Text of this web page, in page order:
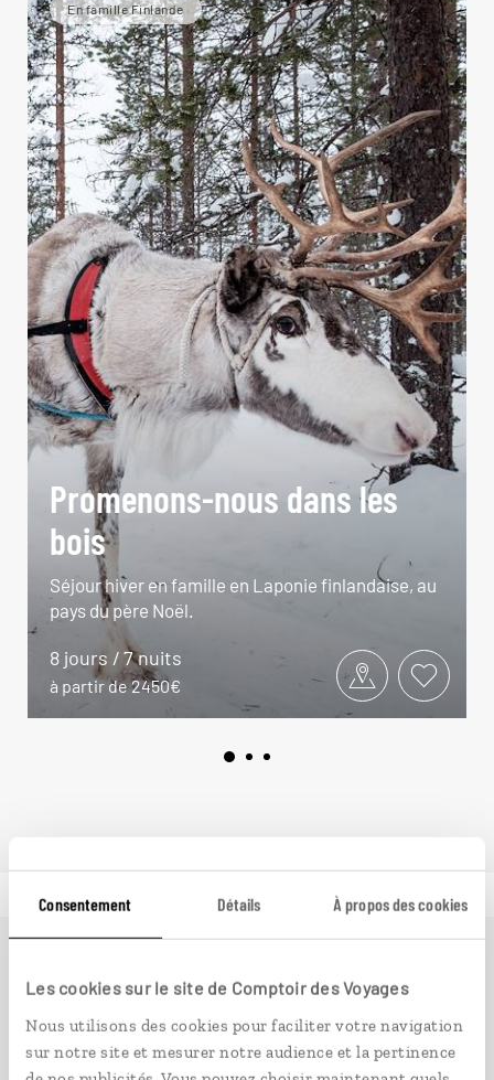
Consentement Détails À propos des cookies
Les cookies sur le site de Comptoir des Voyages
Nous utilisons des cookies pour faciliter votre navigation
sur notre site et mesurer notre audience et la pertinence
En famille Finlande
Promenons-nous dans les
bois
Séjour hiver en famille en Laponie finlandaise, au
pays du père Noël.
8 jours / 7 nuits
à partir de 2450€
Conçu pour ceux qui préparent leur voyage et ceux que
passionnent les découvertes et rencontres du bout du
monde, il fait naître une irrésistible envie d’aller voir